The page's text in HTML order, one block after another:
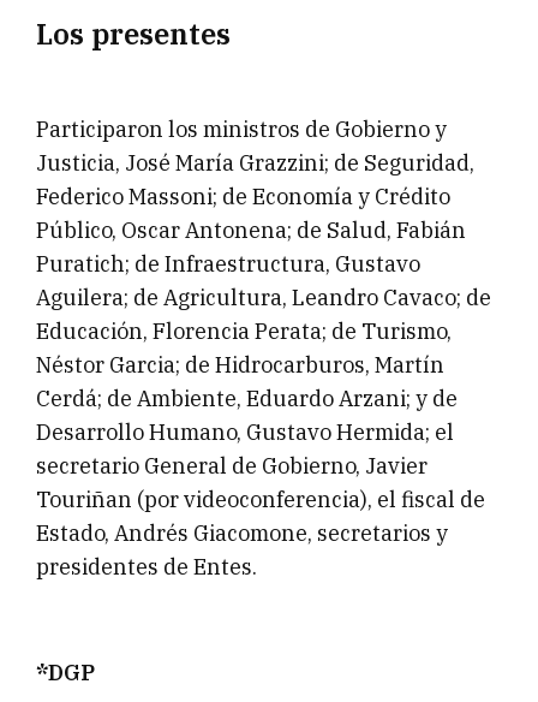
Los presentes
Participaron los ministros de Gobierno y
Justicia, José María Grazzini; de Seguridad,
Federico Massoni; de Economía y Crédito
Público, Oscar Antonena; de Salud, Fabián
Puratich; de Infraestructura, Gustavo
Aguilera; de Agricultura, Leandro Cavaco; de
Educación, Florencia Perata; de Turismo,
Néstor Garcia; de Hidrocarburos, Martín
Cerdá; de Ambiente, Eduardo Arzani; y de
Desarrollo Humano, Gustavo Hermida; el
secretario General de Gobierno, Javier
Touriñan (por videoconferencia), el fiscal de
Estado, Andrés Giacomone, secretarios y
presidentes de Entes.
*DGP